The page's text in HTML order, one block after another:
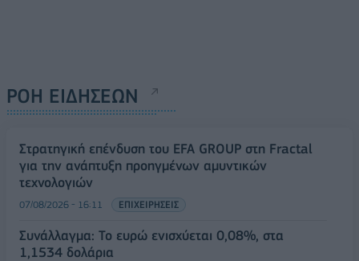
ΡΟΗ ΕΙΔΗΣΕΩΝ
Στρατηγική επένδυση του EFA GROUP στη Fractal
για την ανάπτυξη προηγμένων αμυντικών
τεχνολογιών
07/08/2026 - 16:11 ΕΠΙΧΕΙΡΗΣΕΙΣ
Συνάλλαγμα: Το ευρώ ενισχύεται 0,08%, στα
1,1534 δολάρια